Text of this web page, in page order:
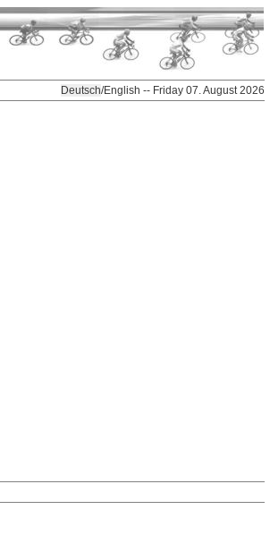
Deutsch/English -- Friday 07. August 2026